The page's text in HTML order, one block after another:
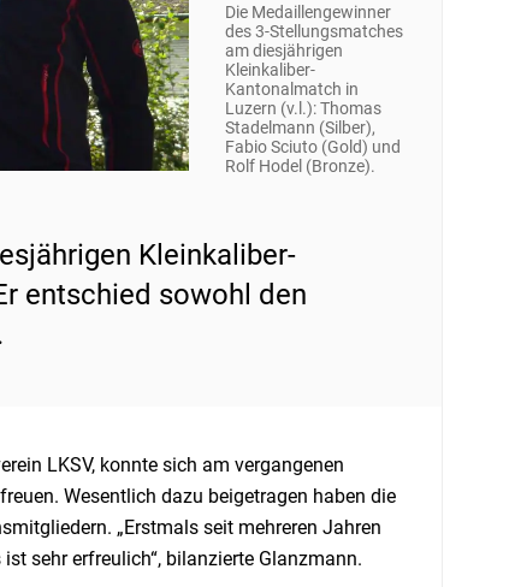
Die Medaillengewinner
des 3-Stellungsmatches
am diesjährigen
Kleinkaliber-
Kantonalmatch in
Luzern (v.l.): Thomas
Stadelmann (Silber),
Fabio Sciuto (Gold) und
Rolf Hodel (Bronze).
Kleinkaliber-
entschied sowohl den
LKSV, konnte sich am vergangenen
Wesentlich dazu beigetragen haben die
„Erstmals seit mehreren Jahren
sehr erfreulich“, bilanzierte Glanzmann.